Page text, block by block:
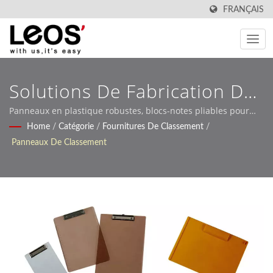
FRANÇAIS
Solutions De Fabrication De
Clipboard OEM
Professionnelles.
Panneaux en plastique robustes, blocs-notes pliables pour
examens et boîtes de clipboard pour infirmiers avec clips en
métal personnalisables et impression de logo.
Home / Catégorie / Fournitures De Classement /
Panneaux De Classement